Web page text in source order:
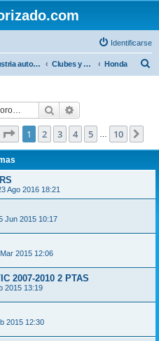
Identificarse
Industria automotriz Clubes y Marcas Honda
Buscar
Página de 10
1 2 3 4 5 10
Ago 2016 18:21
Jun 2015 10:17
2015 12:06
2007-2010 2 PTAS
2015 13:19
2015 12:30